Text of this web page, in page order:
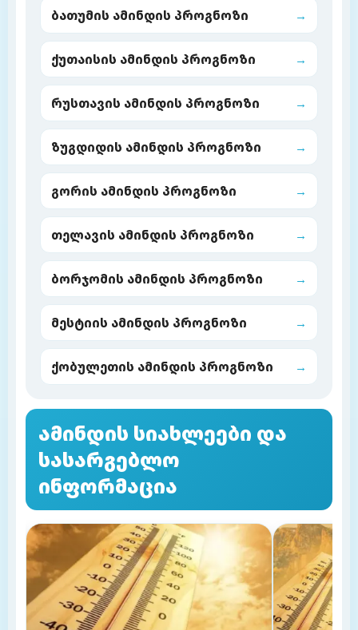
ბათუმის ამინდის პროგნოზი →
ქუთაისის ამინდის პროგნოზი →
რუსთავის ამინდის პროგნოზი →
ზუგდიდის ამინდის პროგნოზი →
გორის ამინდის პროგნოზი →
თელავის ამინდის პროგნოზი →
ბორჯომის ამინდის პროგნოზი →
მესტიის ამინდის პროგნოზი →
ქობულეთის ამინდის პროგნოზი →
ამინდის სიახლეები და
სასარგებლო
ინფორმაცია